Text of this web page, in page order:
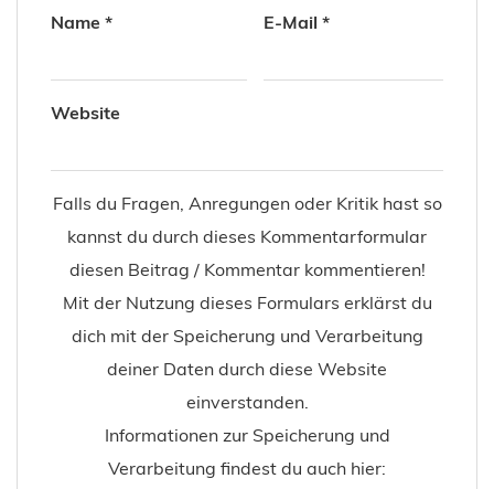
Name * E-Mail *
Website
Falls du Fragen, Anregungen oder Kritik hast so
kannst du durch dieses Kommentarformular
diesen Beitrag / Kommentar kommentieren!
Mit der Nutzung dieses Formulars erklärst du
dich mit der Speicherung und Verarbeitung
deiner Daten durch diese Website
einverstanden.
Informationen zur Speicherung und
Verarbeitung findest du auch hier: